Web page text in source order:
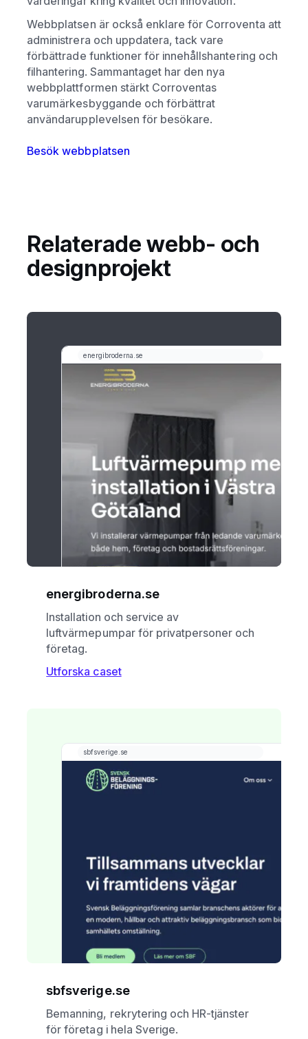
Webbplatsen är också enklare för Corroventa att
administrera och uppdatera, tack vare
förbättrade funktioner för innehållshantering och
filhantering. Sammantaget har den nya
webbplattformen stärkt Corroventas
varumärkesbyggande och förbättrat
användarupplevelsen för besökare.
Besök webbplatsen
Relaterade webb- och
designprojekt
energibroderna.se
Installation och service av
luftvärmepumpar för privatpersoner och
företag.
Utforska caset
sbfsverige.se
Bemanning, rekrytering och HR-tjänster
för företag i hela Sverige.